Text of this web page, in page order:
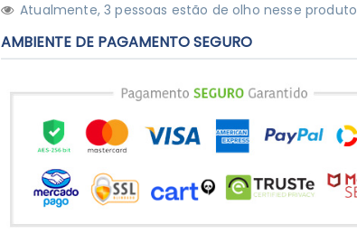
Atualmente,3 pessoas estão de olho nesse produto
AMBIENTE DE PAGAMENTO SEGURO